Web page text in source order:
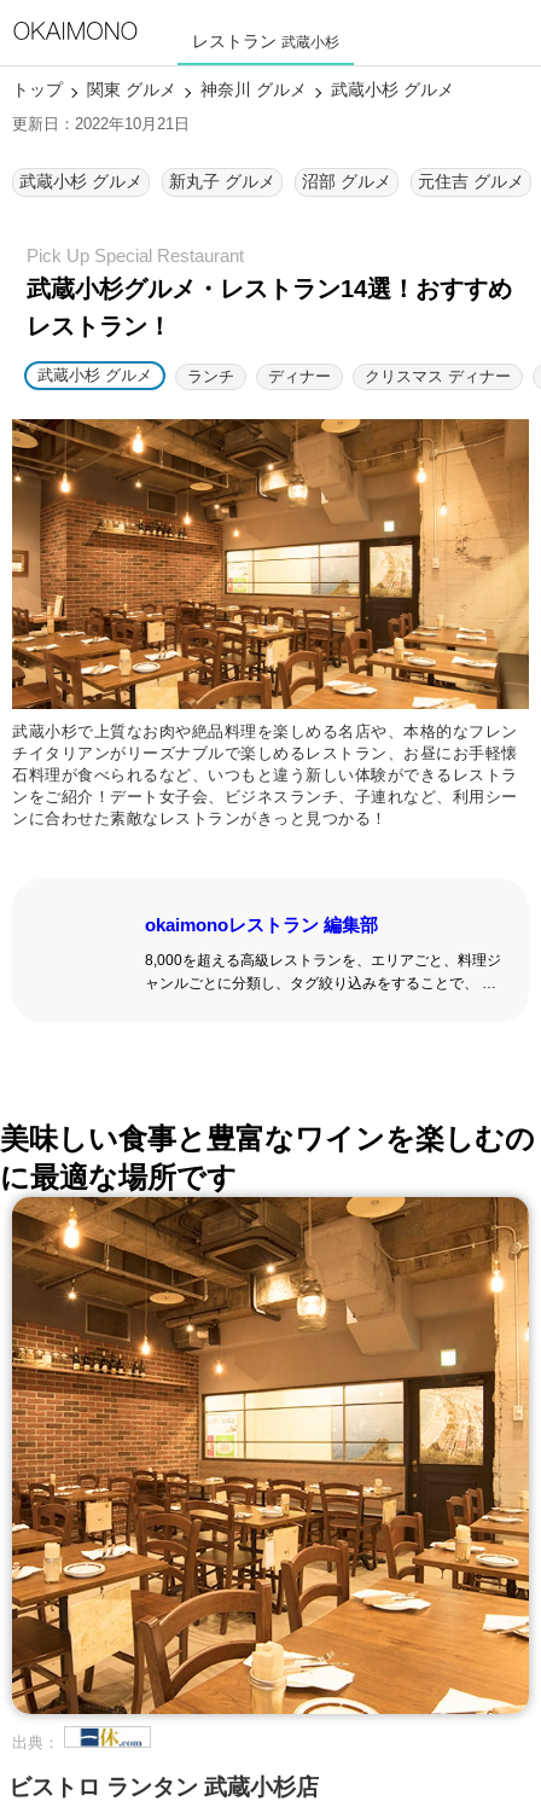
レストラン 武蔵小杉
トップ 関東 グルメ 神奈川 グルメ 武蔵小杉 グルメ
更新日：2022年10月21日
武蔵小杉 グルメ 新丸子 グルメ 沼部 グルメ 元住吉 グルメ
武蔵小杉グルメ・レストラン14選！ おすすめ
レストラン！
武蔵小杉 グルメ ランチ ディナー クリスマス ディナー
武蔵小杉で上質なお肉や絶品料理を楽しめる名店や、本格的なフレン
チイタリアンがリーズナブルで楽しめるレストラン、お昼にお手軽懐
石料理が食べられるなど、いつもと違う新しい体験ができるレストラ
ンをご紹介！デート女子会、ビジネスランチ、子連れなど、利用シー
ンに合わせた素敵なレストランがきっと見つかる！
okaimonoレストラン 編集部
8,000を超える高級レストランを、エリアごと、料理ジ
ャンルごとに分類し、タグ絞り込みをすることで、 い
美味しい食事と豊富なワインを楽しむの
に最適な場所です
出典：
ビストロ ランタン 武蔵小杉店